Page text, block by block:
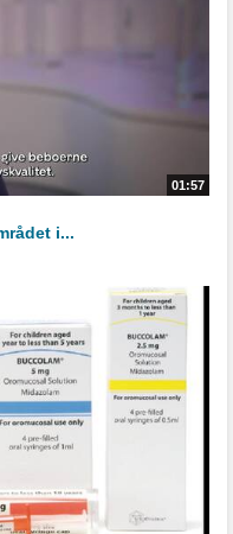
01:57
i...